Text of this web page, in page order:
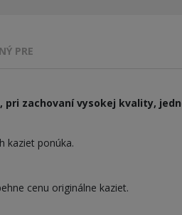
PRE
zachovaní vysokej kvality,
kaziet ponúka.
cenu originálne kaziet.